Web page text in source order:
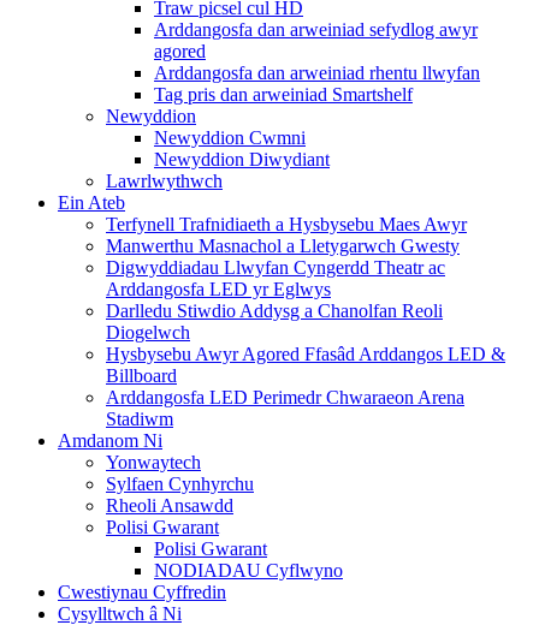
Traw picsel cul HD
Arddangosfa dan arweiniad sefydlog awyr
agored
Arddangosfa dan arweiniad rhentu llwyfan
Tag pris dan arweiniad Smartshelf
Newyddion
Newyddion Cwmni
Newyddion Diwydiant
Lawrlwythwch
Ein Ateb
Terfynell Trafnidiaeth a Hysbysebu Maes Awyr
Manwerthu Masnachol a Lletygarwch Gwesty
Digwyddiadau Llwyfan Cyngerdd Theatr ac
Arddangosfa LED yr Eglwys
Darlledu Stiwdio Addysg a Chanolfan Reoli
Diogelwch
Hysbysebu Awyr Agored Ffasâd Arddangos LED &
Billboard
Arddangosfa LED Perimedr Chwaraeon Arena
Stadiwm
Amdanom Ni
Yonwaytech
Sylfaen Cynhyrchu
Rheoli Ansawdd
Polisi Gwarant
Polisi Gwarant
NODIADAU Cyflwyno
Cwestiynau Cyffredin
Cysylltwch â Ni